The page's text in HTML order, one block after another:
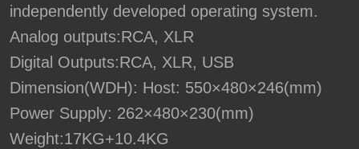
independently developed operating system.
Analog outputs:RCA, XLR
Digital Outputs:RCA, XLR, USB
Dimension(WDH): Host: 550×480×246(mm)
Power Supply: 262×480×230(mm)
Weight:17KG+10.4KG